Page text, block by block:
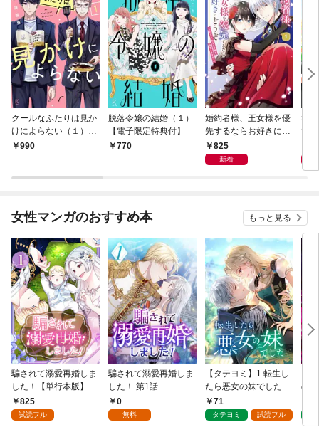
クールなふたりは見か
けによらない（１）
【電子限定特典付】
990
脱落令嬢の結婚（１）
【電子限定特典付】
770
婚約者様、王女様を優
先するならお好きにど
うぞ（※ただし、私も
王子様を優先します
825
新着
私
で
で
女性マンガのおすすめ本 もっと見る
騙されて溺愛再婚しま
した！【単行本版】 1
巻825
試読フル
騙されて溺愛再婚しま
した！ 第1話
0
無料
【タテヨミ】1.転生し
たら悪女の妹でした
71
タテヨミ 試読フル
の